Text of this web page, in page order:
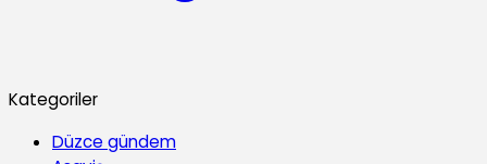
Kategoriler
Düzce gündem